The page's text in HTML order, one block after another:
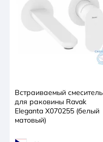
Встраиваемый смеситель
для раковины Ravak
Eleganta X070255 (белый
матовый)